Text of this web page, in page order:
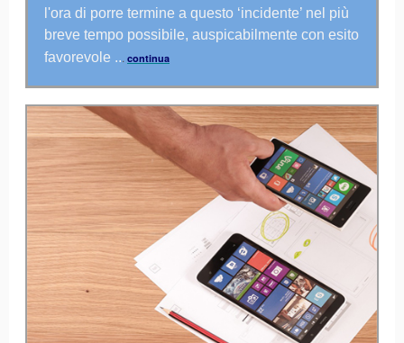
l'ora di porre termine a questo ‘incidente’ nel più
breve tempo possibile, auspicabilmente con esito
favorevole ... continua